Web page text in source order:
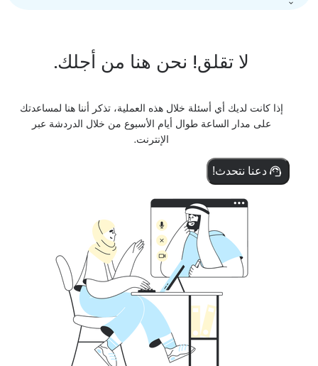
لا تقلق! نحن هنا من أجلك.
إذا كانت لديك أي أسئلة خلال هذه العملية، تذكر أننا هنا لمساعدتك
على مدار الساعة طوال أيام الأسبوع من خلال الدردشة عبر
الإنترنت.
دعنا نتحدث!